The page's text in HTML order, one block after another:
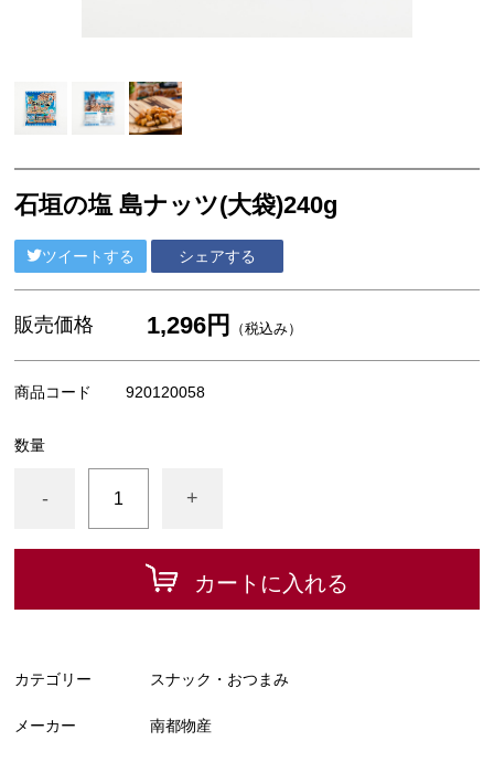
コンディショニング
ビューティー ＆ ヘルスケア
フレグランス
SLEEP
石垣の塩 島ナッツ(大袋)240g
ツイートする シェアする
販売価格 1,296円 （税込み）
商品コード 920120058
数量
- +
カートに入れる
カテゴリー スナック・おつまみ
メーカー 南都物産